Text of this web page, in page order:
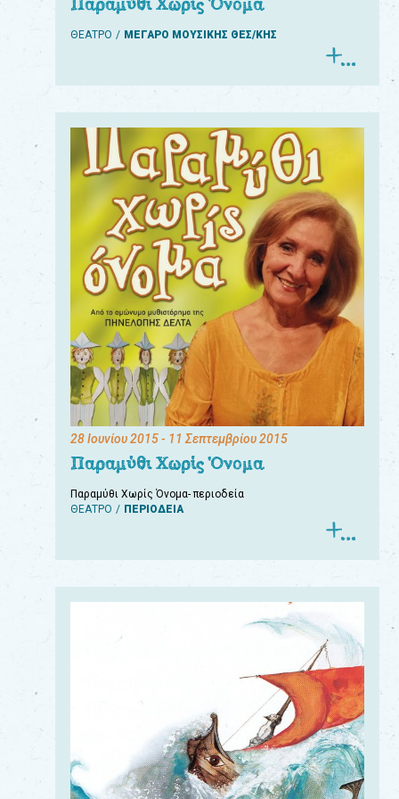
ΘΕΑΤΡΟ ΜΕΓΑΡΟ ΜΟΥΣΙΚΗΣ ΘΕΣ/ΚΗΣ
28 Ιουνίου 2015- 11 Σεπτεμβρίου 2015
Παραμύθι Χωρίς Όνομα
Παραμύθι Χωρίς Όνομα- περιοδεία
ΘΕΑΤΡΟ
ΠΕΡΙΟΔΕΙΑ